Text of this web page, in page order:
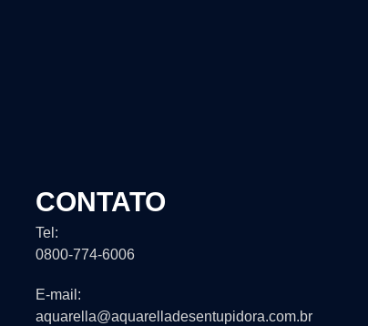
CONTATO
Tel:
0800-774-6006
E-mail:
aquarella@aquarelladesentupidora.com.br